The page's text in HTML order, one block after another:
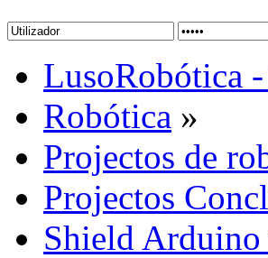
LusoRobótica
Robótica »
Projectos de
Projectos
Shield Arduino